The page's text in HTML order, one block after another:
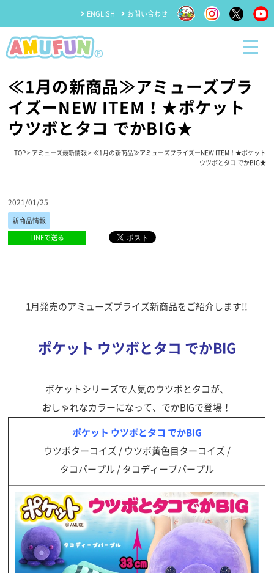
ENGLISH お問い合わせ
≪1月の新商品≫アミューズプラ
イズーNEW ITEM！★ポケット
ウツボとタコ でかBIG★
TOP> アミューズ最新情報> ≪1月の新商品≫アミューズプライズーNEW ITEM！★ポケット
ウツボとタコ でかBIG★
2021/01/25
新商品情報
LINEで送る
1月発売のアミューズプライズ新商品をご紹介します!!
ポケット ウツボとタコ でかBIG
ポケットシリーズで人気のウツボとタコが、
おしゃれなカラーになって、でかBIGで登場！
ポケット ウツボとタコ でかBIG
ウツボターコイズ / ウツボ黄色目ターコイズ /
タコパープル / タコディープパープル